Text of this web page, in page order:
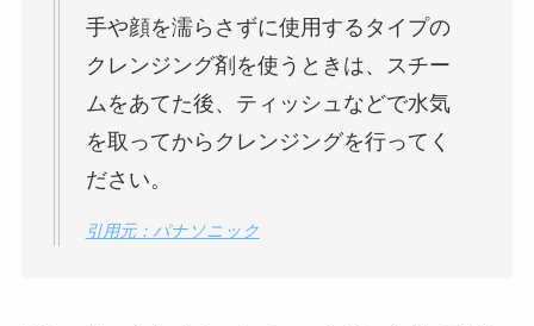
手や顔を濡らさずに使用するタイプの
クレンジング剤を使うときは、スチー
ムをあてた後、ティッシュなどで水気
を取ってからクレンジングを行ってく
ださい。
引用元：パナソニック